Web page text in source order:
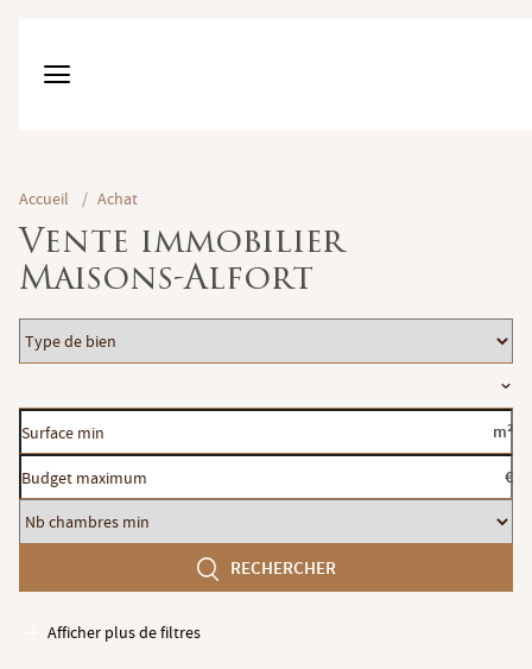
Accueil / Achat
Vente immobilier
Maisons-Alfort
Type
de
Surface
min
m²
Budget
maximum
€
Nb
chambres
RECHERCHER
Afficher plus de filtres
Garages / Parking